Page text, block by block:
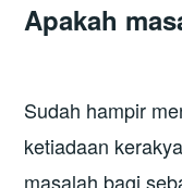
Apakah m
Sudah hampir
ketiadaan
masalah bagi